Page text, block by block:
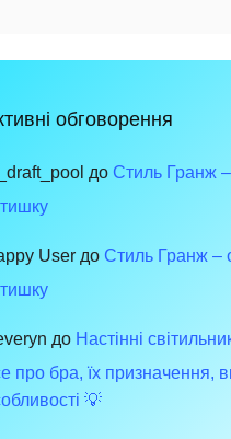
тек:
комфорт
вашого
інтер’єру
обговорення
до Стиль Гранж –
User до Стиль Гранж –
до Настінні
про бра, їх призначення,
💡